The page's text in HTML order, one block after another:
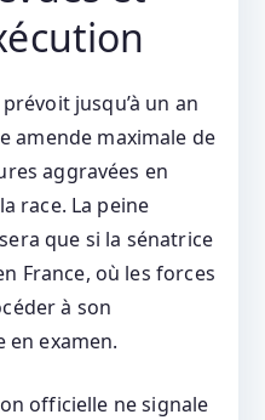
jusqu’à un an
amende maximale de
aggravées en
race. La peine
que si la sénatrice
France, où les forces
à son
en examen.
officielle ne signale